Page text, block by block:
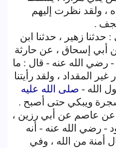
، ولقد نظرت إليهم
.
حدثنا زهير ، حدثنا ابن
أبي إسحاق ، عن حارثة
الله عنه - قال : ما
المقداد ، ولقد رأيتنا
الله - صلى الله عليه
ويبكي حتى أصبح .
عن عاصم عن أبي رزين ،
- رضي الله عنه - أنه
أمنة من الله ، وفي